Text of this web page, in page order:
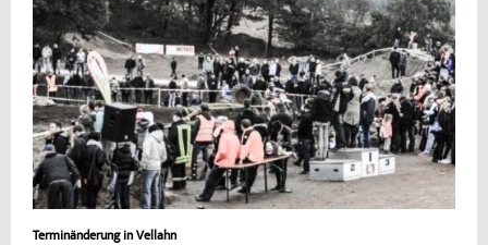
Terminänderung in Vellahn